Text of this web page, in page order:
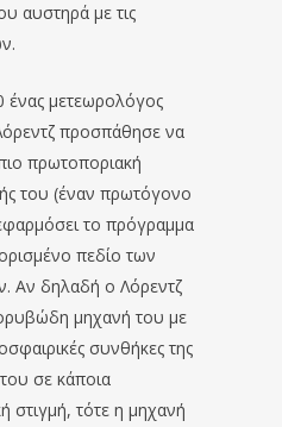
αυστηρά με τις
ένας μετεωρολόγος
προσπάθησε να
πρωτοποριακή
του (έναν πρωτόγονο
το πρόγραμμα
πεδίο των
Αν δηλαδή ο Λόρεντζ
μηχανή του με
συνθήκες της
σε κάποια
στιγμή, τότε η μηχανή